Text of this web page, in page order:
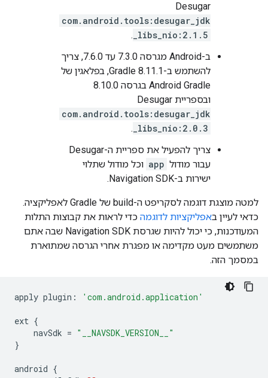
Desugar‏
com.android.tools:desugar_jdk
_libs_nio:2.1.5
.
ב-Android מגרסה 7.3.0 עד 7.6.0, צריך
להשתמש ב-Gradle 8.11.1, בפלאגין של
Android Gradle בגרסה 8.10.0
ובספריית Desugar‏
com.android.tools:desugar_jdk
_libs_nio:2.0.3
.
צריך להפעיל את ספריית ה-Desugar
עבור מודול app וכל מודול שתלוי
ישירות ב-Navigation SDK.
למטה מוצגת דוגמה לסקריפט ה-build של Gradle לאפליקציה.
כדאי לעיין באפליקציות לדוגמה כדי לראות את קבוצות התלות
המעודכנות, כי יכול להיות שגרסת Navigation SDK שבה אתם
משתמשים מעט מקדימה או מפגרת אחרי הגרסה שמתוארת
במסמך הזה.
apply plugin : 'com.android.application'
ext {
navSdk = "__NAVSDK_VERSION__"
}
android {